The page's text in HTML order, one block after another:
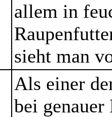
allem in
sieht man
Als einer
bei genauer